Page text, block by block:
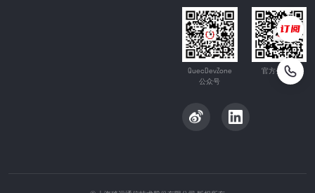
QuecDevZone
公众号
官方公众号